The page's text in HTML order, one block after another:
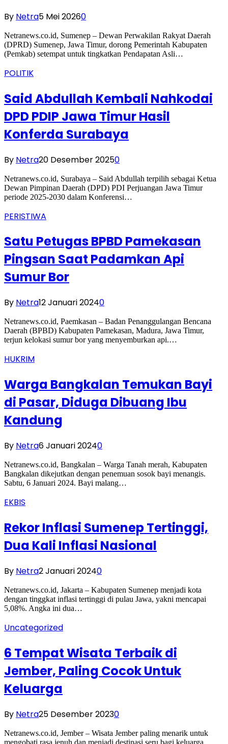
By Netra5 Mei 20260
Netranews.co.id, Sumenep – Dewan Perwakilan Rakyat Daerah
(DPRD) Sumenep, Jawa Timur, dorong Pemerintah Kabupaten
(Pemkab) setempat untuk tingkatkan Pendapatan Asli…
POLITIK
Said Abdullah Kembali Nahkodai
DPD PDIP Jawa Timur Hasil
Konferda Surabaya
By Netra20 Desember 20250
Netranews.co.id, Surabaya – Said Abdullah terpilih sebagai Ketua
Dewan Pimpinan Daerah (DPD) PDI Perjuangan Jawa Timur
periode 2025-2030 dalam Konferensi…
PERISTIWA
Satu Petugas BPBD Pamekasan
Pingsan Saat Padamkan Api
Sumur Bor
By Netra12 Januari 20240
Netranews.co.id, Paemkasan – Badan Penanggulangan Bencana
Daerah (BPBD) Kabupaten Pamekasan, Madura, Jawa Timur,
terjun kelokasi sumur bor yang menyemburkan api.…
HUKRIM
Warga Bangkalan Temukan Bayi
di Pasar, Diduga Dibuang Ibu
Kandung
By Netra6 Januari 20240
Netranews.co.id, Bangkalan – Warga Tanah merah, Kabupaten
Bangkalan dikejutkan dengan penemuan sosok bayi menangis.
Sabtu, 6 Januari 2024. Bayi malang…
EKBIS
Rekor Inflasi Sumenep Tertinggi,
Dua Kali Inflasi Nasional
By Netra2 Januari 20240
Netranews.co.id, Jakarta – Kabupaten Sumenep menjadi kota
dengan tinggkat inflasi tertinggi di pulau Jawa, yakni mencapai
5,08%. Angka ini dua…
Uncategorized
6 Tempat Wisata Terbaik di
Jember, Paling Cocok Untuk
Keluarga
By Netra25 Desember 20230
Netranews.co.id, Jember – Wisata Jember paling menarik untuk
mengobati rasa jenuh dan menjadi destinasi seru bagi keluarga.